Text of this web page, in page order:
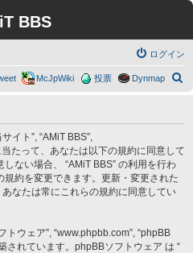
BBS
ログイン
Dynmap
投票
McJpWiki
イト”, “AMiT BBS”,
たって、あなたは以下の規約に同意して
ない場合、 “AMiT BBS” の利用を行わ
約を変更できます。更新・変更された
なたは常にこれらの規約に同意してい
ウェア”, “www.phpbb.com”, “phpBB
されています。phpBBソフトウェア は “